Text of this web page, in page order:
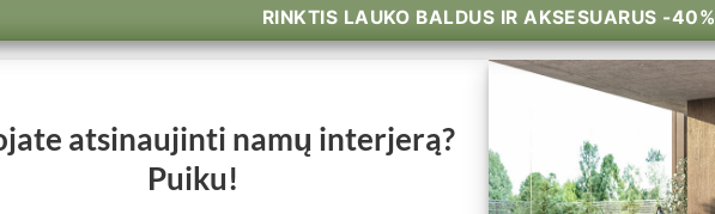
RINKTIS LAUKO BALDUS IR AKSESUARUS -40%
atsinaujinti namų interjerą?
Puiku!